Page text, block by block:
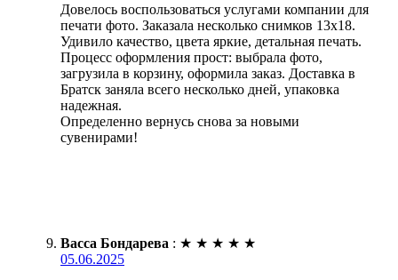
Довелось воспользоваться услугами компании для
печати фото. Заказала несколько снимков 13х18.
Удивило качество, цвета яркие, детальная печать.
Процесс оформления прост: выбрала фото,
загрузила в корзину, оформила заказ. Доставка в
Братск заняла всего несколько дней, упаковка
надежная.
Определенно вернусь снова за новыми
сувенирами!
Васса Бондарева : ★ ★ ★ ★ ★
05.06.2025